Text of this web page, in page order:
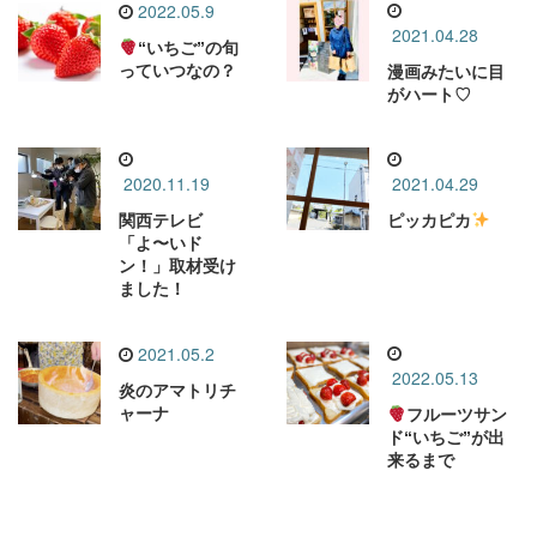
2022.05.9
“いちご”の旬
っていつなの？
2021.04.28
漫画みたいに目
がハート♡
2020.11.19
関西テレビ
「よ〜いド
ン！」取材受け
ました！
2021.04.29
ピッカピカ
2021.05.2
炎のアマトリチ
ャーナ
2022.05.13
フルーツサン
ド“いちご”が出
来るまで